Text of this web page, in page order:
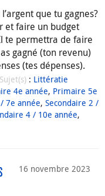
que tu gagnes?
et faire un budget
te permettra de faire
gagné (ton revenu)
(tes dépenses).
Sujet(s) : Littératie
4e année, Primaire 5e
7e année, Secondaire 2 /
4 / 10e année,
16 novembre 2023